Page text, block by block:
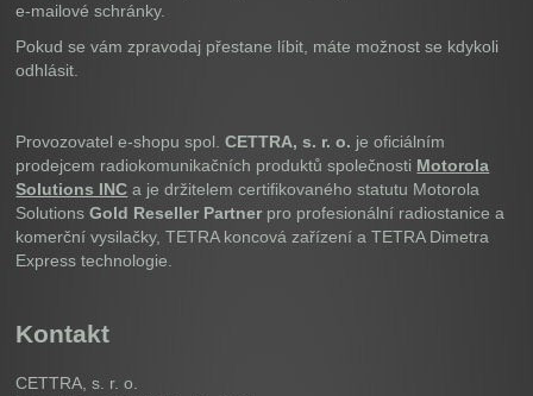
e-mailové schránky.
Pokud se vám zpravodaj přestane líbit, máte možnost se kdykoli
odhlásit.
Provozovatel e-shopu spol.CETTRA, s. r. o. je oficiálním
prodejcem radiokomunikačních produktů společnosti Motorola
Solutions INC a je držitelem certifikovaného statutu Motorola
SolutionsGold Reseller Partner pro profesionální radiostanice a
komerční vysilačky, TETRA koncová zařízení a TETRA Dimetra
Express technologie.
Kontakt
CETTRA, s. r. o.